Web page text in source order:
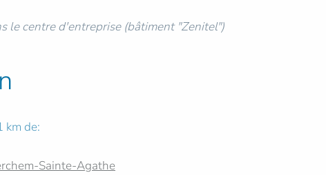
le centre d'entreprise (bâtiment "Zenitel")
km de:
Sainte-Agathe